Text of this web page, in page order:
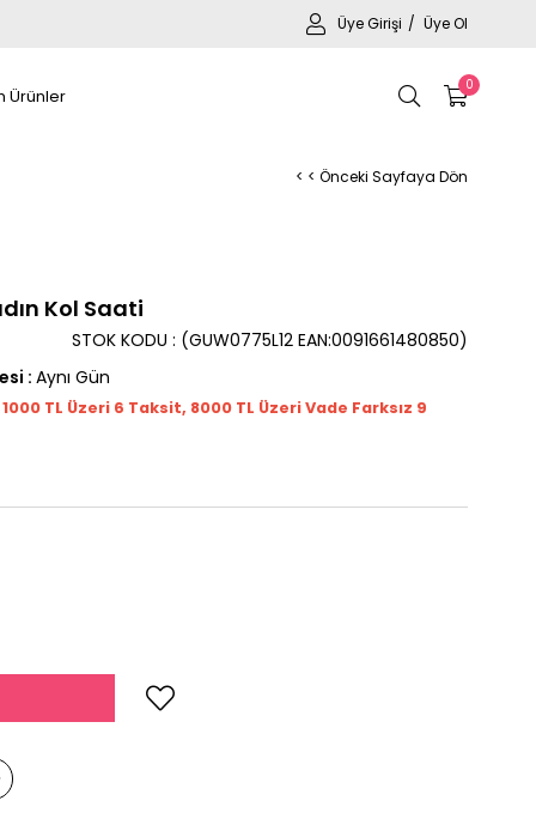
Üye Girişi Üye Ol
0
Ürünler
< < Önceki Sayfaya Dön
Kol Saati
(GUW0775L12 EAN:0091661480850)
STOK KODU
: Aynı Gün
TL Üzeri 6 Taksit, 8000 TL Üzeri Vade Farksız 9